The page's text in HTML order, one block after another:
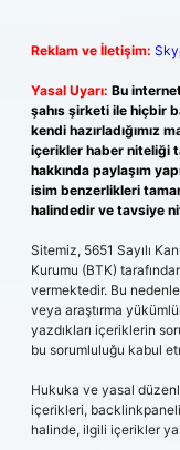
Reklam ve İletişim:
Yasal Uyarı: Bu
şahıs şirketi ile hiçbir
kendi hazırladığımız
içerikler haber niteliği
hakkında paylaşım
isim benzerlikleri
halindedir ve tavsiye
Sitemiz, 5651 Sayılı
Kurumu (BTK)
vermektedir. Bu
veya araştırma
yazdıkları içeriklerin
bu sorumluluğu kabul
Hukuka ve yasal
içerikleri,
halinde, ilgili içerikler